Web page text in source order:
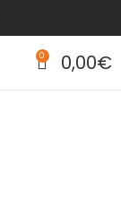
0 0,00€